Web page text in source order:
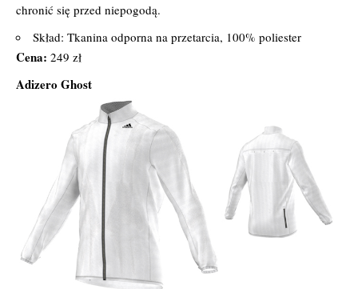
chronić się przed niepogodą.
Skład: Tkanina odporna na przetarcia, 100% poliester
Cena: 249 zł
Adizero Ghost